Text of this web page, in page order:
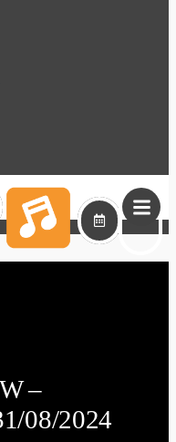
–
08/2024